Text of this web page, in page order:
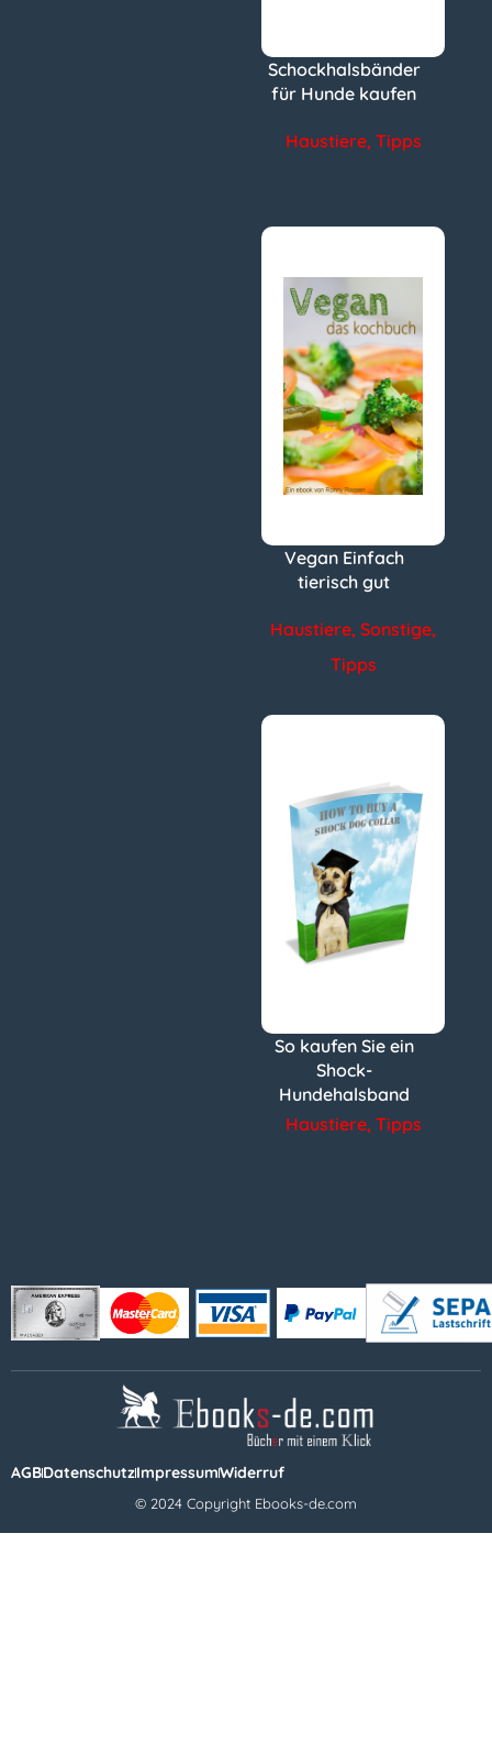
Schockhalsbänder
für Hunde kaufen
Haustiere, Tipps
Vegan Einfach
tierisch gut
Haustiere,Sonstige,
Tipps
So kaufen Sie ein
Shock-
Hundehalsband
Haustiere, Tipps
AGBDatenschutzImpressumWiderruf
© 2024 Copyright Ebooks-de.com